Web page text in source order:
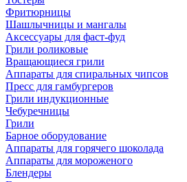
Фритюрницы
Шашлычницы и мангалы
Аксессуары для фаст-фуд
Грили роликовые
Вращающиеся грили
Аппараты для спиральных чипсов
Пресс для гамбургеров
Грили индукционные
Чебуречницы
Грили
Барное оборудование
Аппараты для горячего шоколада
Аппараты для мороженого
Блендеры